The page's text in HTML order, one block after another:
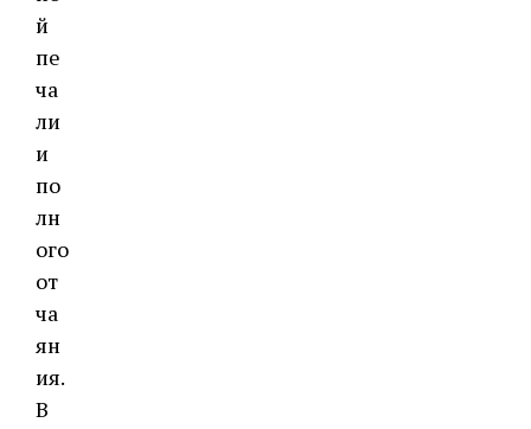
й
пе
ча
ли
и
по
лн
ого
от
ча
ян
ия.
В